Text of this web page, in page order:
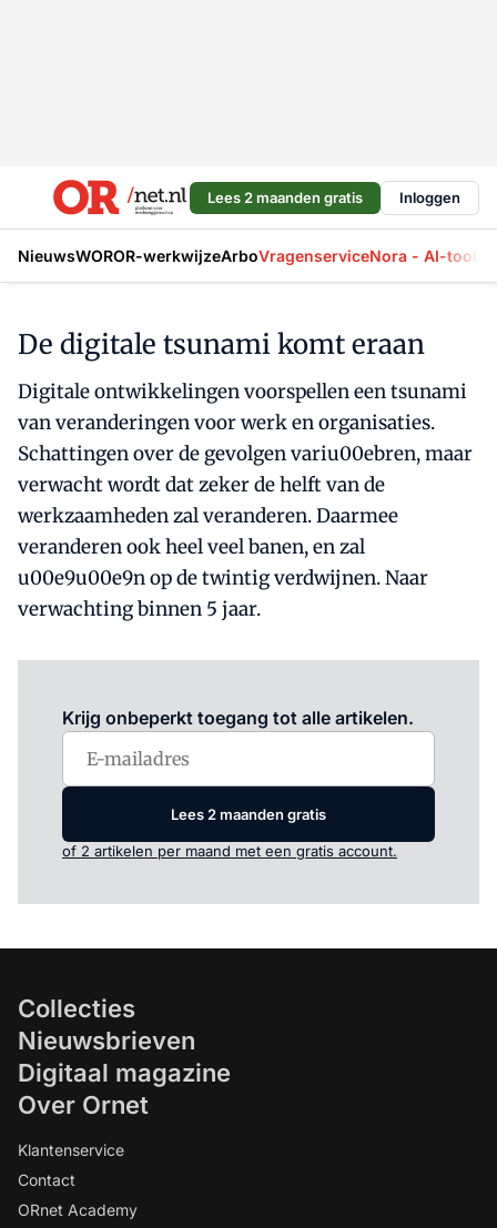
Lees 2 maanden gratis Inloggen
NieuwsWOROR-werkwijzeArboVragenserviceNora - AI-tool
De digitale tsunami komt eraan
Digitale ontwikkelingen voorspellen een tsunami
van veranderingen voor werk en organisaties.
Schattingen over de gevolgen variu00ebren, maar
verwacht wordt dat zeker de helft van de
werkzaamheden zal veranderen. Daarmee
veranderen ook heel veel banen, en zal
u00e9u00e9n op de twintig verdwijnen. Naar
verwachting binnen 5 jaar.
Krijg onbeperkt toegang tot alle artikelen.
Lees 2 maanden gratis
of 2 artikelen per maand met een gratis account.
Collecties
Nieuwsbrieven
Digitaal magazine
Over Ornet
Klantenservice
Contact
ORnet Academy